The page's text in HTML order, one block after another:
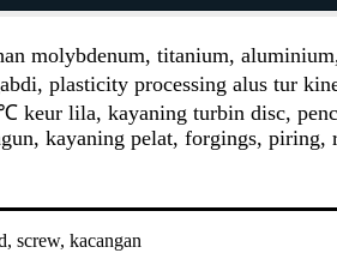
molybdenum, titanium,
plasticity processing alus tur
keur lila, kayaning turbin disc,
kayaning pelat, forgings, piring,